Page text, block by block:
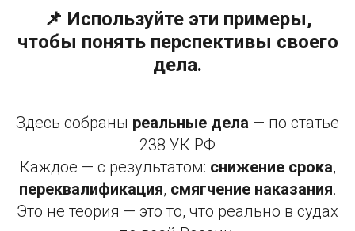
📌 Используйте эти примеры,
чтобы понять перспективы своего
дела.
Здесь собраны реальные дела — по статье
238 УК РФ
Каждое — с результатом: снижение срока,
переквалификация, смягчение наказания.
Это не теория — это то, что реально в судах